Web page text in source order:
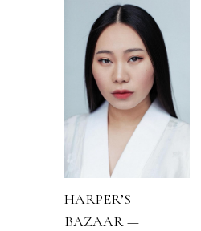
HARPER’S
BAZAAR —